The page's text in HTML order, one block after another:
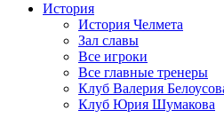
История
История Челмета
Зал славы
Все игроки
Все главные тренеры
Клуб Валерия
Клуб Юрия Шумакова